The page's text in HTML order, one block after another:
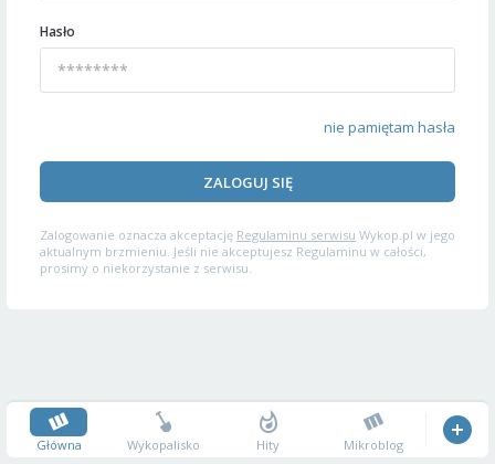
Hasło
nie pamiętam hasła
ZALOGUJ SIĘ
Zalogowanie oznacza akceptację Regulaminu serwisu Wykop.pl w jego
aktualnym brzmieniu. Jeśli nie akceptujesz Regulaminu w całości,
prosimy o niekorzystanie z serwisu.
Główna Wykopalisko Hity Mikroblog